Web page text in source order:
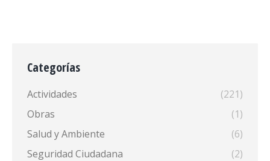
Categorías
Actividades
(221)
Obras
(1)
Salud y Ambiente
(6)
Seguridad Ciudadana
(2)